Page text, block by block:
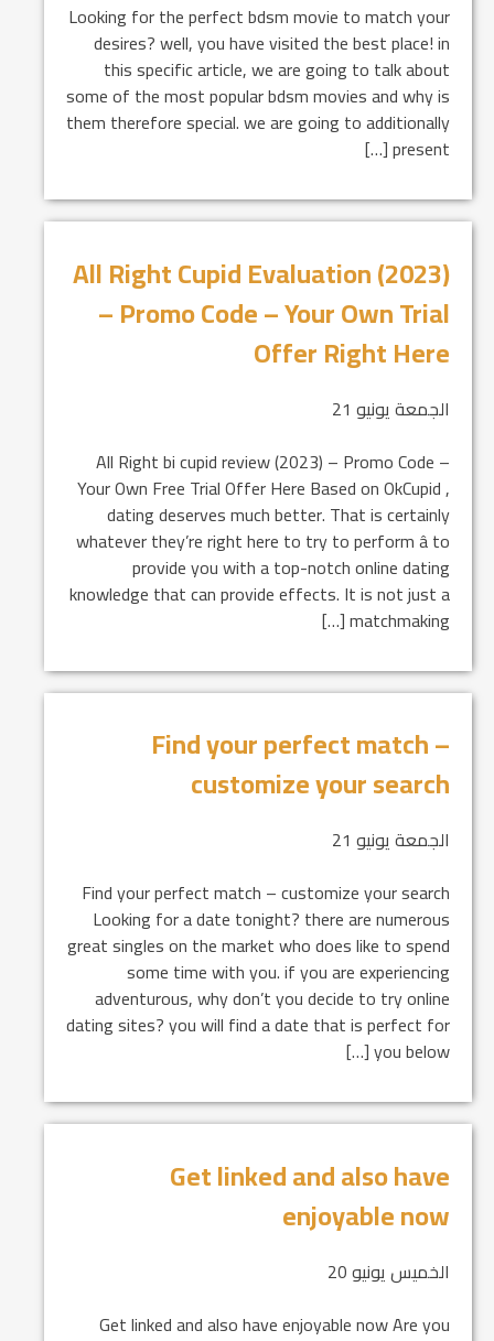
Looking for the perfect bdsm movie to match your
desires? well, you have visited the best place! in
this specific article, we are going to talk about
some of the most popular bdsm movies and why is
them therefore special. we are going to additionally
present […]
All Right Cupid Evaluation (2023)
– Promo Code – Your Own Trial
Offer Right Here
الجمعة يونيو 21
All Right bi cupid review (2023) – Promo Code –
Your Own Free Trial Offer Here Based on OkCupid ,
dating deserves much better. That is certainly
whatever they’re right here to try to perform â to
provide you with a top-notch online dating
knowledge that can provide effects. It is not just a
matchmaking […]
Find your perfect match –
customize your search
الجمعة يونيو 21
Find your perfect match – customize your search
Looking for a date tonight? there are numerous
great singles on the market who does like to spend
some time with you. if you are experiencing
adventurous, why don’t you decide to try online
dating sites? you will find a date that is perfect for
you below […]
Get linked and also have
enjoyable now
الخميس يونيو 20
Get linked and also have enjoyable now Are you